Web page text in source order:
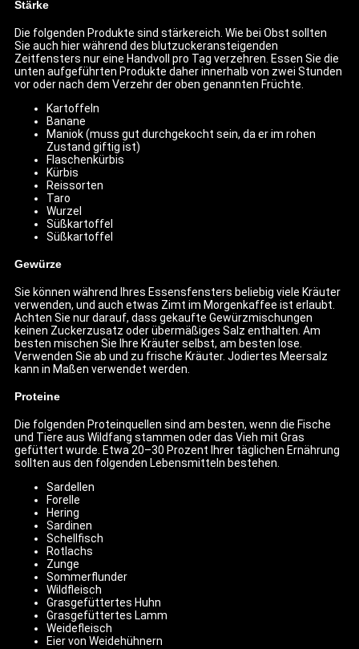
Stärke
Die folgenden Produkte sind stärkereich. Wie bei Obst sollten
Sie auch hier während des blutzuckeransteigenden
Zeitfensters nur eine Handvoll pro Tag verzehren. Essen Sie die
unten aufgeführten Produkte daher innerhalb von zwei Stunden
vor oder nach dem Verzehr der oben genannten Früchte.
Kartoffeln
Banane
Maniok (muss gut durchgekocht sein, da er im rohen
Zustand giftig ist)
Flaschenkürbis
Kürbis
Reissorten
Taro
Wurzel
Süßkartoffel
Süßkartoffel
Gewürze
Sie können während Ihres Essensfensters beliebig viele Kräuter
verwenden, und auch etwas Zimt im Morgenkaffee ist erlaubt.
Achten Sie nur darauf, dass gekaufte Gewürzmischungen
keinen Zuckerzusatz oder übermäßiges Salz enthalten. Am
besten mischen Sie Ihre Kräuter selbst, am besten lose.
Verwenden Sie ab und zu frische Kräuter. Jodiertes Meersalz
kann in Maßen verwendet werden.
Proteine
Die folgenden Proteinquellen sind am besten, wenn die Fische
und Tiere aus Wildfang stammen oder das Vieh mit Gras
gefüttert wurde. Etwa 20–30 Prozent Ihrer täglichen Ernährung
sollten aus den folgenden Lebensmitteln bestehen.
Sardellen
Forelle
Hering
Sardinen
Schellfisch
Rotlachs
Zunge
Sommerflunder
Wildfleisch
Grasgefüttertes Huhn
Grasgefüttertes Lamm
Weidefleisch
Eier von Weidehühnern